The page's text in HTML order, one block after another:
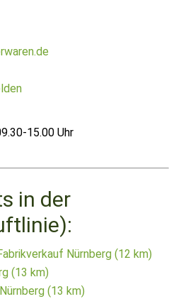
15.00 Uhr
in der
Nürnberg (12 km)
(13 km)
(13 km)